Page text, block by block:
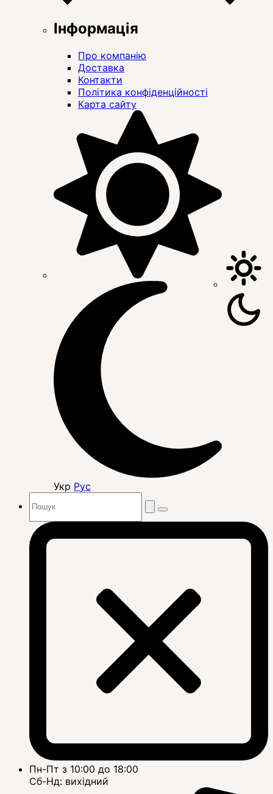
Інформація
Про компанію
Доставка
Контакти
Політика конфіденційності
Карта сайту
Укр Рус
Пн-Пт з 10:00 до 18:00
Сб-Нд: вихідний